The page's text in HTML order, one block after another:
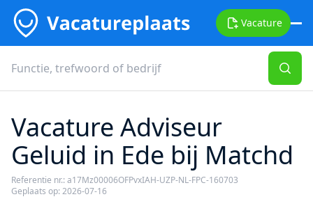
Vacature
Vacature Adviseur
Geluid in Ede bij Matchd
Referentie nr.: a17Mz00006OFPvxIAH-UZP-NL-FPC-160703
Geplaats op: 2026-07-16